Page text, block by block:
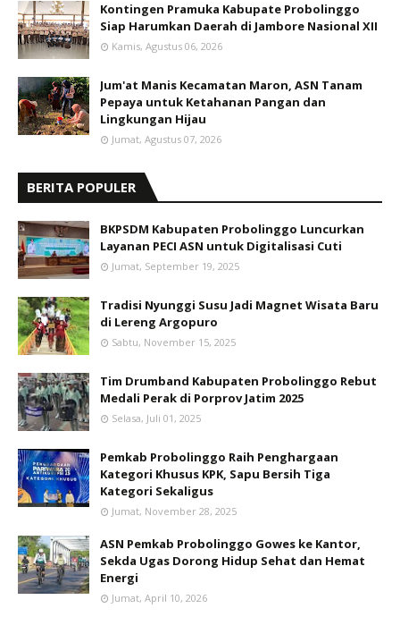
Kontingen Pramuka Kabupate Probolinggo
Siap Harumkan Daerah di Jambore Nasional XII
Kamis, Agustus 06, 2026
Jum'at Manis Kecamatan Maron, ASN Tanam
Pepaya untuk Ketahanan Pangan dan
Lingkungan Hijau
Jumat, Agustus 07, 2026
BERITA POPULER
BKPSDM Kabupaten Probolinggo Luncurkan
Layanan PECI ASN untuk Digitalisasi Cuti
Jumat, September 19, 2025
Tradisi Nyunggi Susu Jadi Magnet Wisata Baru
di Lereng Argopuro
Sabtu, November 15, 2025
Tim Drumband Kabupaten Probolinggo Rebut
Medali Perak di Porprov Jatim 2025
Selasa, Juli 01, 2025
Pemkab Probolinggo Raih Penghargaan
Kategori Khusus KPK, Sapu Bersih Tiga
Kategori Sekaligus
Jumat, November 28, 2025
ASN Pemkab Probolinggo Gowes ke Kantor,
Sekda Ugas Dorong Hidup Sehat dan Hemat
Energi
Jumat, April 10, 2026